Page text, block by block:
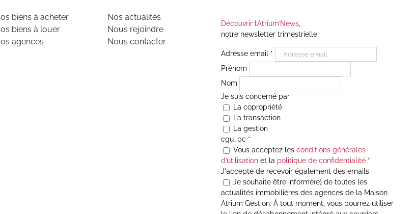
biens à acheter
biens à louer
agences
Nos actualités
Nous rejoindre
Nous contacter
Découvrir l’Atrium’News,
notre newsletter trimestrielle
Adresse email *
Prénom
Nom
Je suis concerné par
La copropriété
La transaction
La gestion
cgu_pc *
Vous acceptez les conditions générales
d’utilisationet la politique de confidentialité*
J'accepte de recevoir également des emails
Je souhaite être informé(e) de toutes les
actualités immobilières des agences de la Maison
Atrium Gestion. À tout moment, vous pourrez utiliser